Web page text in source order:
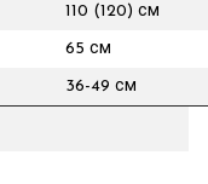
110 (120) см
65 см
36-49 см